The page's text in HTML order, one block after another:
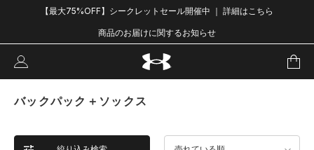
【最大75%OFF】シークレットセール開催中 ｜ 詳細はこちら
商品のお届けに関するお知らせ
バックパック＋ソックス